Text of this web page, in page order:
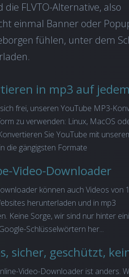
FLVTO-Alternative, also
einmal Banner oder
fühlen, unter dem
in mp3 auf
frei, unseren YouTube MP3-
zu verwenden: Linux, MacOS
Sie YouTube mit
die gängigsten Formate
Video-Downloader
können auch Videos von
herunterladen und in mp3
Keine Sorge, wir sind nur hinter
Schlüsselwörtern her...
Video-Downloader ist anders.